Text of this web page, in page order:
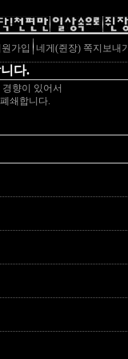
원가입 네게(쥔장) 쪽지보내기
다.
향이 있어서
쇄합니다.